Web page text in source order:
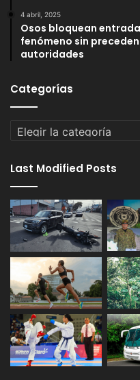
4 abril, 2025
Osos bloquean
fenómeno sin
autoridades
Categorías
Categorías
Last Modified Posts